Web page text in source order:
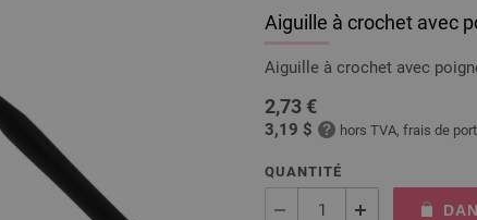
Aiguille à crochet avec
Aiguille à crochet avec
2,73 €
3,19 $ hors TVA, frais de port
QUANTITÉ